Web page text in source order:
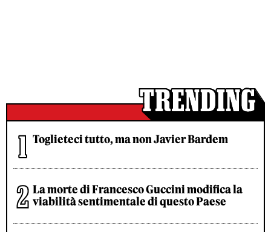
Toglieteci tutto, ma non Javier Bardem
La morte di Francesco Guccini modifica la
viabilità sentimentale di questo Paese